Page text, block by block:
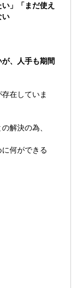
」「まだ使え
い
、人手も期間
在していま
解決の為、
何ができる